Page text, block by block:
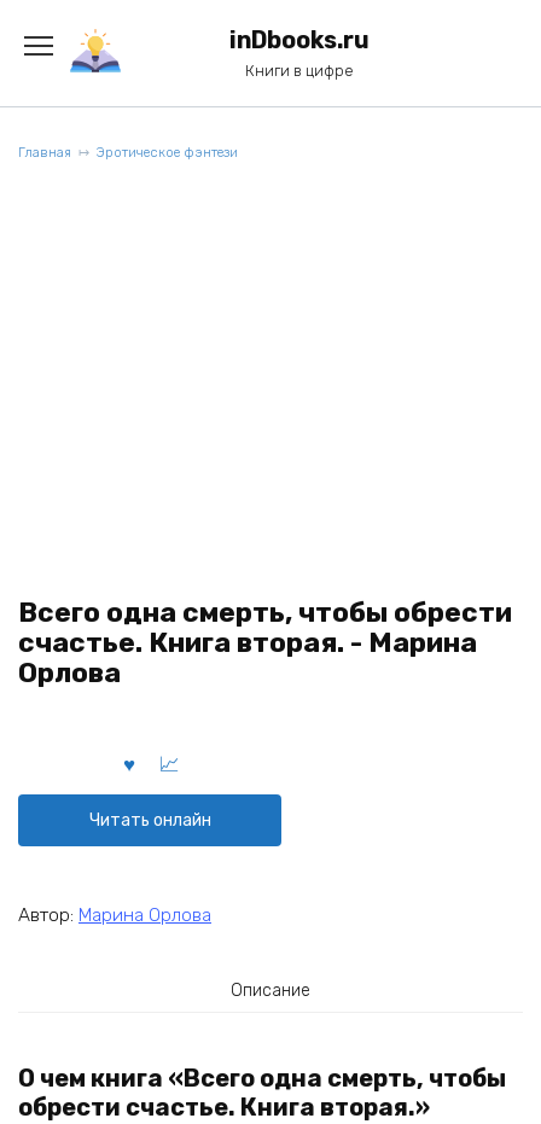
содержанию
inDbooks.ru
Книги в цифре
Главная Эротическое фэнтези
Всего одна смерть, чтобы обрести
счастье. Книга вторая. - Марина
Орлова
Читать онлайн
Автор: Марина Орлова
Описание
О чем книга «Всего одна смерть, чтобы
обрести счастье. Книга вторая.»